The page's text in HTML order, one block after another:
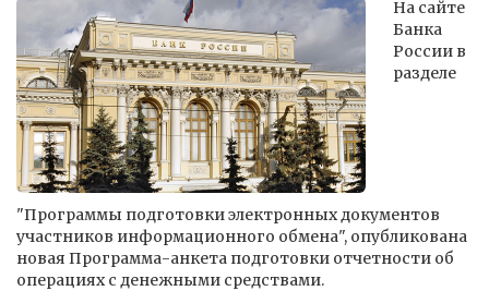
На сайте
Банка
России в
разделе
"Программы подготовки электронных документов
участников информационного обмена", опубликована
новая Программа-анкета подготовки отчетности об
операциях с денежными средствами.